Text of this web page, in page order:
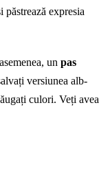
expresia
un pas
versiunea alb-
culori. Veți avea